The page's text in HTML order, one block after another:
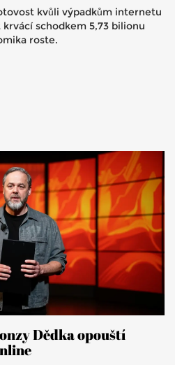
kvůli výpadkům internetu
schodkem 5,73 bilionu
roste.
Dědka opouští